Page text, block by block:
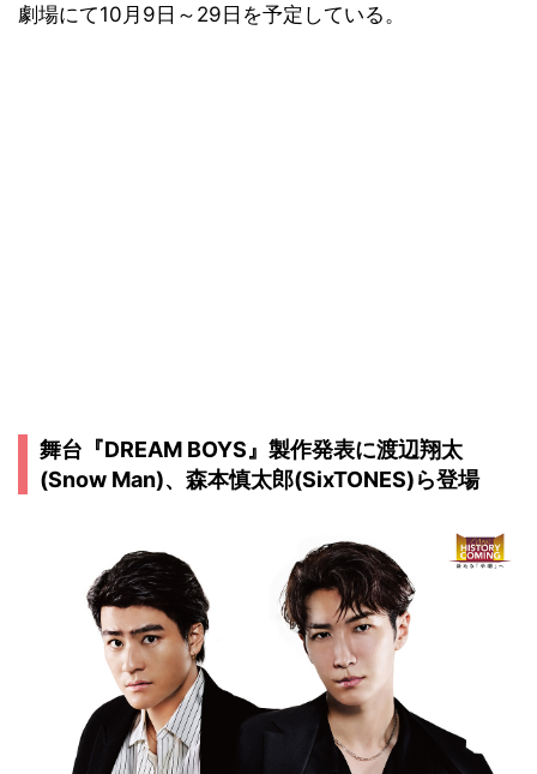
劇場にて10月9日～29日を予定している。
舞台『DREAM BOYS』製作発表に渡辺翔太
(Snow Man)、森本慎太郎(SixTONES)ら登場